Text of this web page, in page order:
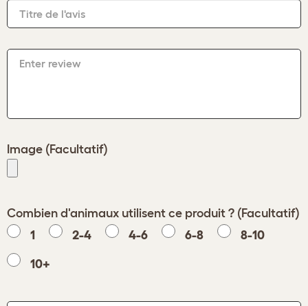
Titre de l'avis
Enter review
Image (Facultatif)
Combien d'animaux utilisent ce produit ? (Facultatif)
1
2-4 4-6 6-8 8-10
10+